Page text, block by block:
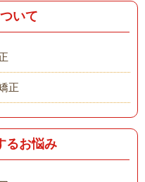
いて
正
るお悩み